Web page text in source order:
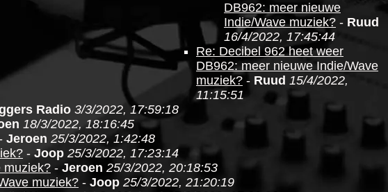
DB962: meer nieuwe
Indie/Wave muziek? - Ruud
16/4/2022, 17:45:44
Re: Decibel 962 heet weer
DB962: meer nieuwe Indie/Wave
muziek? - Ruud 15/4/2022,
11:15:51
Radio 3/3/2022, 17:59:18
18/3/2022, 18:16:45
Jeroen 25/3/2022, 1:42:48
- Joop 25/3/2022, 17:23:14
muziek? - Jeroen 25/3/2022, 20:18:53
muziek? - Joop 25/3/2022, 21:20:19